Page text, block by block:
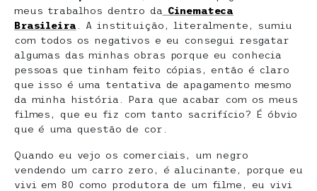
meus trabalhos dentro da
Cinemateca
Brasileira . A instituição, literalmente, sumiu
com todos os negativos e eu consegui resgatar
algumas das minhas obras porque eu conhecia
pessoas que tinham feito cópias, então é claro
que isso é uma tentativa de apagamento mesmo
da minha história. Para que acabar com os meus
filmes, que eu fiz com tanto sacrifício? É óbvio
que é uma questão de cor.
Quando eu vejo os comerciais, um negro
vendendo um carro zero, é alucinante, porque eu
vivi em 80 como produtora de um filme, eu vivi